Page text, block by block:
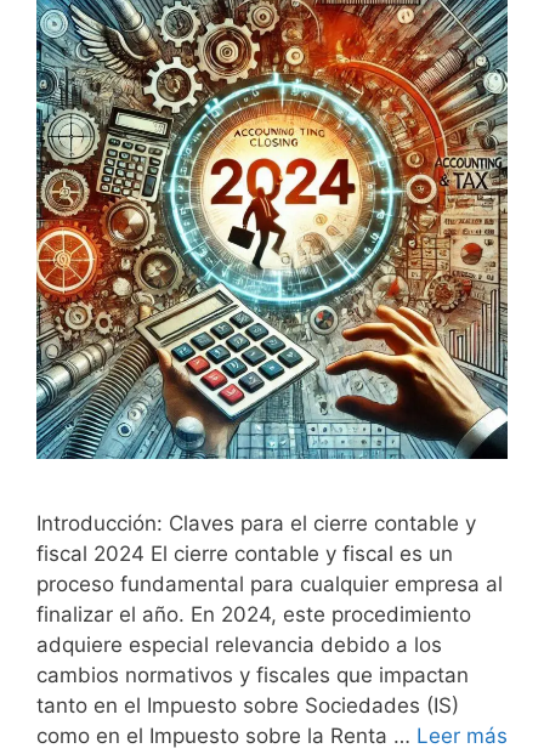
Introducción: Claves para el cierre contable y
fiscal 2024 El cierre contable y fiscal es un
proceso fundamental para cualquier empresa al
finalizar el año. En 2024, este procedimiento
adquiere especial relevancia debido a los
cambios normativos y fiscales que impactan
tanto en el Impuesto sobre Sociedades (IS)
como en el Impuesto sobre la Renta … Leer más